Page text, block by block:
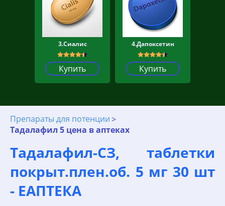
3.Сиалис
Купить
4.Дапоксетин
Купить
Препараты для потенции
Тадалафил 5 цена в аптеках
Тадалафил-СЗ, таблетки
покрыт.плен.об. 5 мг 30 шт
- ЕАПТЕКА